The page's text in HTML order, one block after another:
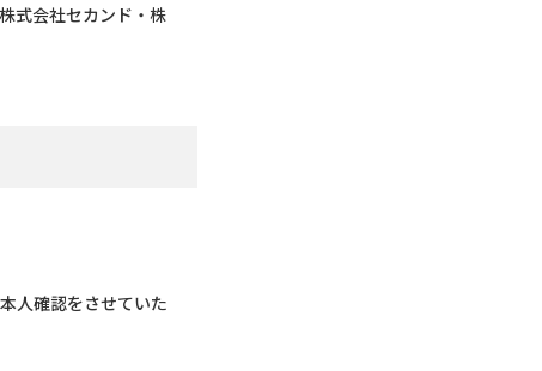
式会社セカンド・株
人確認をさせていた